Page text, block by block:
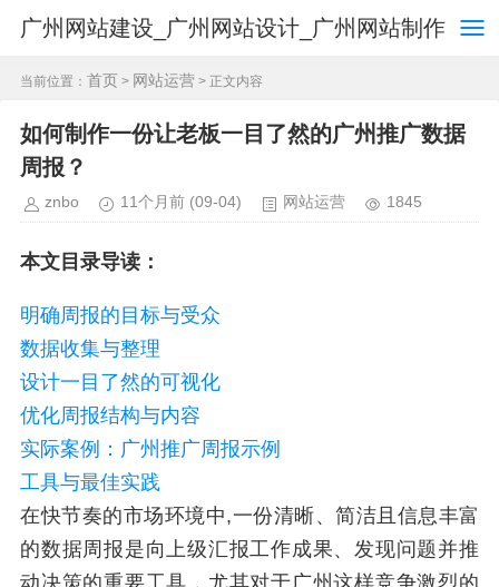
广州网站建设_广州网站设计_广州网站制作
当前位置： 首页 > 网站运营 > 正文内容
如何制作一份让老板一目了然的广州推广数据
周报？
znbo 11个月前 (09-04) 网站运营 1845
本文目录导读：
明确周报的目标与受众
数据收集与整理
设计一目了然的可视化
优化周报结构与内容
实际案例：广州推广周报示例
工具与最佳实践
在快节奏的市场环境中,一份清晰、简洁且信息丰富
的数据周报是向上级汇报工作成果、发现问题并推
动决策的重要工具，尤其对于广州这样竞争激烈的